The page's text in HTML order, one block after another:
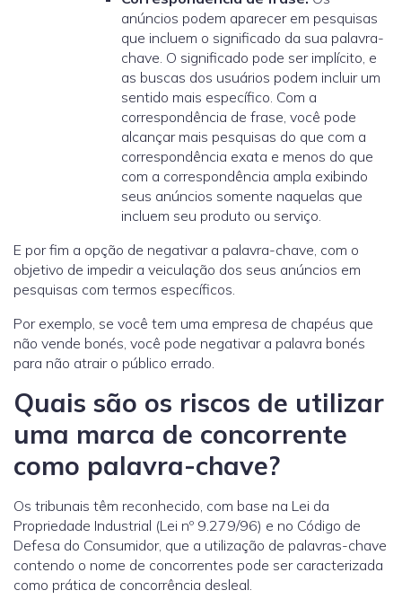
anúncios podem aparecer em pesquisas
que incluem o significado da sua palavra-
chave. O significado pode ser implícito, e
as buscas dos usuários podem incluir um
sentido mais específico. Com a
correspondência de frase, você pode
alcançar mais pesquisas do que com a
correspondência exata e menos do que
com a correspondência ampla exibindo
seus anúncios somente naquelas que
incluem seu produto ou serviço.
E por fim a opção de negativar a palavra-chave, com o
objetivo de impedir a veiculação dos seus anúncios em
pesquisas com termos específicos.
Por exemplo, se você tem uma empresa de chapéus que
não vende bonés, você pode negativar a palavra bonés
para não atrair o público errado.
Quais são os riscos de utilizar
uma marca de concorrente
como palavra-chave?
Os tribunais têm reconhecido, com base na Lei da
Propriedade Industrial (Lei nº 9.279/96) e no Código de
Defesa do Consumidor, que a utilização de palavras-chave
contendo o nome de concorrentes pode ser caracterizada
como prática de concorrência desleal.